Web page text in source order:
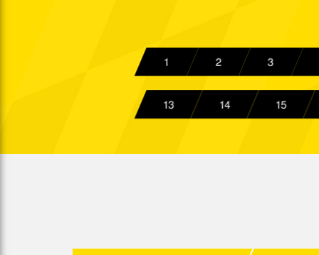
15:00 Uhr
Fr. 26.10.2001
Fr. 02.11.2001
Sa. 01.12.2001
1 2 3
13 14 15